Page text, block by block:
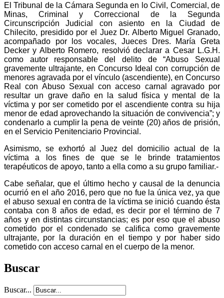
El Tribunal de la Cámara Segunda en lo Civil, Comercial, de
Minas, Criminal y Correccional de la Segunda
Circunscripción Judicial con asiento en la Ciudad de
Chilecito, presidido por el Juez Dr. Alberto Miguel Granado,
acompañado por los vocales, Jueces Dres. María Greta
Decker y Alberto Romero, resolvió declarar a Cesar L.G.H.
como autor responsable del delito de “Abuso Sexual
gravemente ultrajante, en Concurso Ideal con corrupción de
menores agravada por el vínculo (ascendiente), en Concurso
Real con Abuso Sexual con acceso carnal agravado por
resultar un grave daño en la salud física y mental de la
víctima y por ser cometido por el ascendiente contra su hija
menor de edad aprovechando la situación de convivencia”; y
condenarlo a cumplir la pena de veinte (20) años de prisión,
en el Servicio Penitenciario Provincial.
Asimismo, se exhortó al Juez del domicilio actual de la
víctima a los fines de que se le brinde tratamientos
terapéuticos de apoyo, tanto a ella como a su grupo familiar.-
Cabe señalar, que el último hecho y causal de la denuncia
ocurrió en el año 2016, pero que no fue la única vez, ya que
el abuso sexual en contra de la víctima se inició cuando ésta
contaba con 8 años de edad, es decir por el término de 7
años y en distintas circunstancias; es por eso que el abuso
cometido por el condenado se califica como gravemente
ultrajante, por la duración en el tiempo y por haber sido
cometido con acceso carnal en el cuerpo de la menor.
Buscar
Buscar...